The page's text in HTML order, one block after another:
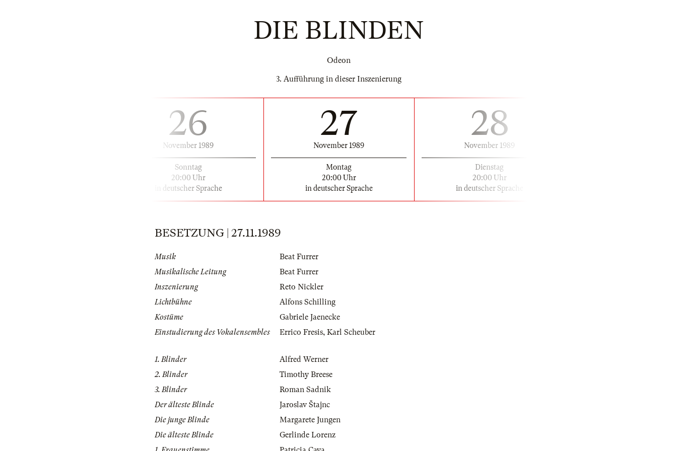
DIE BLINDEN
Odeon
3. Aufführung in dieser Inszenierung
26
November 1989
Sonntag
20:00 Uhr
in deutscher Sprache
27
November 1989
Montag
20:00 Uhr
in deutscher Sprache
28
November 1989
Dienstag
20:00 Uhr
in deutscher Sprache
BESETZUNG | 27.11.1989
Musik
Beat Furrer
Musikalische Leitung
Beat Furrer
Inszenierung
Reto Nickler
Lichtbühne
Alfons Schilling
Kostüme
Gabriele Jaenecke
Einstudierung des Vokalensembles
Errico Fresis, Karl Scheuber
1. Blinder
Alfred Werner
2. Blinder
Timothy Breese
3. Blinder
Roman Sadnik
Der älteste Blinde
Jaroslav Štajnc
Die junge Blinde
Margarete Jungen
Die älteste Blinde
Gerlinde Lorenz